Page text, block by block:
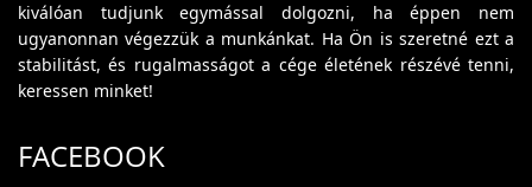
kiválóan tudjunk egymással dolgozni, ha éppen nem
ugyanonnan végezzük a munkánkat. Ha Ön is szeretné ezt a
stabilitást, és rugalmasságot a cége életének részévé tenni,
keressen minket!
FACEBOOK